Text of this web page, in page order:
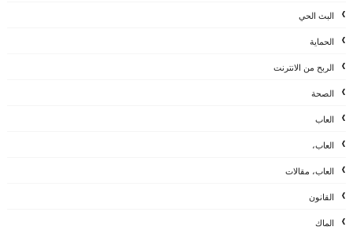
البث الحي
الحماية
الربح من الانترنت
الصحة
العاب
العاب،
العاب، مقالات
القانون
الماك